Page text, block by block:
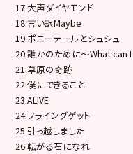
17:大声ダイヤモンド
18:言い訳Maybe
19:ポニーテールとシュシュ
20:誰かのために～What
21:草原の奇跡
22:僕にできること
23:ALIVE
24:フライングゲット
25:引っ越しました
26:転がる石になれ